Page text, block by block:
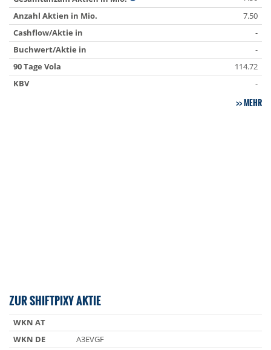
Anzahl Aktien in Mio.
7.50
Cashflow/Aktie in
-
Buchwert/Aktie in
-
90 Tage Vola
114.72
KBV
-
MEHR
ZUR SHIFTPIXY AKTIE
WKN AT
WKN DE
A3EVGF